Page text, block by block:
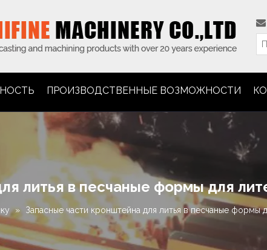

ПРОИЗВОДСТВЕННЫЕ ВОЗМОЖНОСТИ
литья в песчаные формы для
» Запасные части кронштейна для литья в песчаные формы